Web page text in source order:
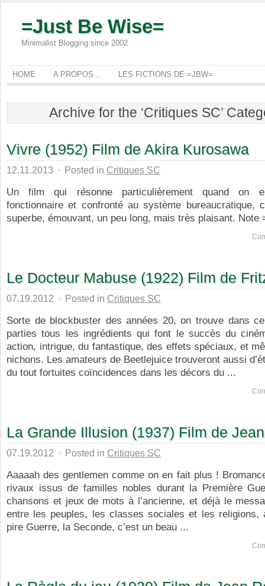
=Just Be Wise=
Minimalist Blogging since 2002
HOME A PROPOS .. LES FICTIONS DE =JBW=
Archive for the ‘Critiques SC’
Vivre (1952) Film de Akira Kurosawa
12.11.2013 · Posted in Critiques SC
Un film qui résonne particulièrement quand on
fonctionnaire et confronté au système bureaucratique,
superbe, émouvant, un peu long, mais très plaisant. Note
Le Docteur Mabuse (1922) Film de
07.19.2012 · Posted in Critiques SC
Sorte de blockbuster des années 20, on trouve dans
parties tous les ingrédients qui font le succès du
action, intrigue, du fantastique, des effets spéciaux, et
nichons. Les amateurs de Beetlejuice trouveront aussi
du tout fortuites coïncidences dans les décors du ...
La Grande Illusion (1937) Film de
07.19.2012 · Posted in Critiques SC
Aaaaah des gentlemen comme on en fait plus !
rivaux issus de familles nobles durant la Première
chansons et jeux de mots à l’ancienne, et déjà le
entre les peuples, les classes sociales et les religions,
pire Guerre, la Seconde, c’est un beau ...